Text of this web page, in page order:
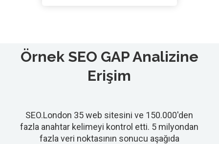
Örnek SEO GAP Analizine
Erişim
SEO.London 35 web sitesini ve 150.000'den
fazla anahtar kelimeyi kontrol etti. 5 milyondan
fazla veri noktasının sonucu aşağıda